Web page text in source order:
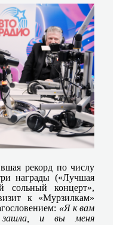
рекорд по числу
награды («Лучшая
сольный концерт»,
к «Мурзилкам»
«Я к вам
зашла, и вы меня